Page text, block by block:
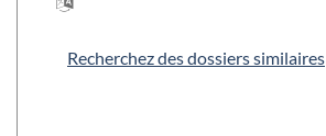
Recherchez des dossiers similaires